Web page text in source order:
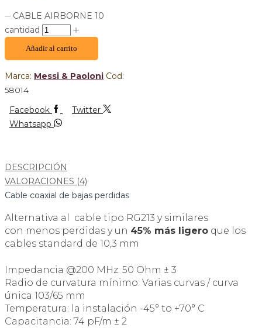
CABLE AIRBORNE 10
cantidad
Añadir al carrito
Marca: Messi & Paoloni Cod:
58014
Facebook
Twitter
Whatsapp
DESCRIPCIÓN
VALORACIONES (4)
Cable coaxial de bajas perdidas
Alternativa al cable tipo RG213 y similares
con menos perdidas y un 45% más ligero que los
cables standard de 10,3 mm
Impedancia @200 MHz: 50 Ohm ± 3
Radio de curvatura mínimo: Varias curvas / curva
única 103/65 mm
Temperatura: la instalación -45° to +70° C
Capacitancia: 74 pF/m ± 2